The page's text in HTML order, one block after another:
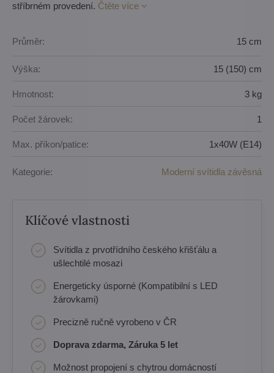
stříbrném provedení. Čtěte více
Průměr: 15 cm
Výška: 15 (150) cm
Hmotnost: 3 kg
Počet žárovek: 1
Max. příkon/patice: 1x40W (E14)
Kategorie: Moderní svítidla závěsná
Klíčové vlastnosti
Svítidla z prvotřídního českého křišťálu a
ušlechtilé mosazi
Energeticky úsporné (Kompatibilní s LED
žárovkami)
Precizně ručně vyrobeno v ČR
Doprava zdarma, Záruka 5 let
Možnost propojení s chytrou domácností